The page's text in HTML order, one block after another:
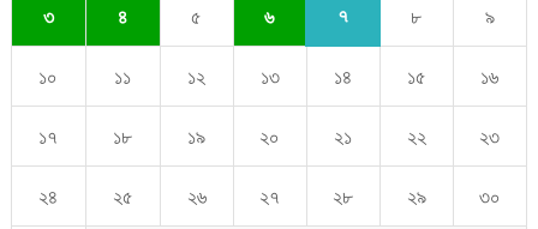
৩ ৪ ৫ ৬ ৭ ৮ ৯
১০ ১১ ১২ ১৩ ১৪ ১৫ ১৬
১৭ ১৮ ১৯ ২০ ২১ ২২ ২৩
২৪ ২৫ ২৬ ২৭ ২৮ ২৯ ৩০